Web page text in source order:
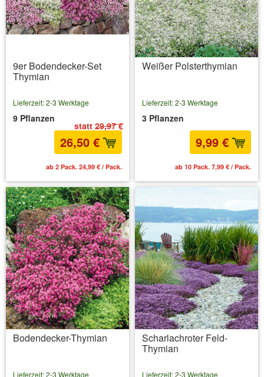
9er Bodendecker-Set
Thymian
statt 29,97 €
Lieferzeit: 2-3 Werktage
9 Pflanzen
26,50 €
ab 2 Pack. 24,99 € / Pack.
Weißer Polsterthymian
Lieferzeit: 2-3 Werktage
3 Pflanzen
9,99 €
ab 10 Pack. 7,99 € / Pack.
Bodendecker-Thymian
Lieferzeit: 2-3 Werktage
Scharlachroter Feld-
Thymian
Lieferzeit: 2-3 Werktage